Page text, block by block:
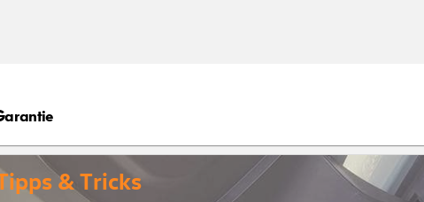
& Tricks